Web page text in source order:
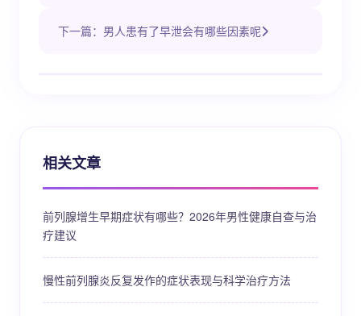
下一篇：男人患有了早泄会有哪些因素呢
相关文章
前列腺增生早期症状有哪些？2026年男性健康自查与治
疗建议
慢性前列腺炎反复发作的症状表现与科学治疗方法